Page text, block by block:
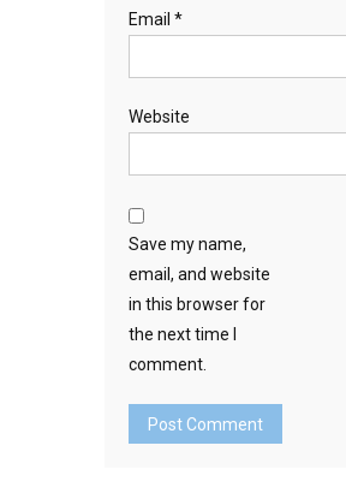
Email *
Website
Save my name,
email, and website
in this browser for
the next time I
comment.